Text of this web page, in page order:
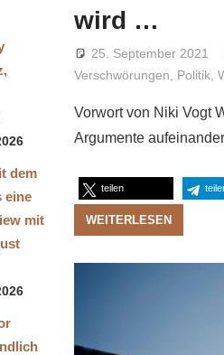
wird …
25. September 2021
Verschwörungen
Politik ,
Vorwort von Niki Vogt
Argumente
teilen
WEITERLESEN
dem
eine
mit